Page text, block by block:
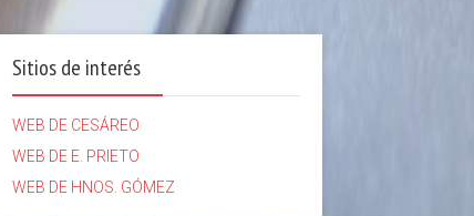
Sitios de interés
WEB DE CESÁREO
WEB DE E. PRIETO
WEB DE HNOS. GÓMEZ